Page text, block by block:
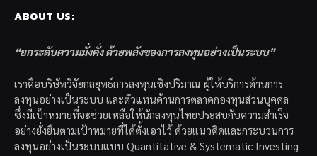
ABOUT US:
“ยกระดับความมั่งคั่ง ด้วยพลังของการลงทุนอย่างเป็นระบบ”
เราคือบริษัทวิจัยกลยุทธ์การลงทุนเชิงปริมาณ ผู้ให้บริการด้านการ
ลงทุนอย่างเป็นระบบ และตัวแทนด้านการตลาดกองทุนส่วนบุคคล
ซึ่งมีเป้าหมายที่จะช่วยเหลือให้นักลงทุนไทยประสบกับความสำเร็จ
อย่างยั่งยืนตามเป้าหมายที่ได้ตั้งเอาไว้ ด้วยแนวคิดและกระบวนการ
ลงทุนอย่างเป็นระบบแบบ Quantitative & Systematic Investing